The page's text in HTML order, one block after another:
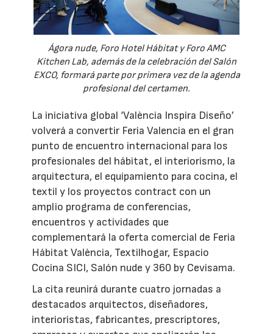
Ágora nude, Foro Hotel Hábitat y Foro AMC
Kitchen Lab, además de la celebración del Salón
EXCO, formará parte por primera vez de la agenda
profesional del certamen.
La iniciativa global ‘València Inspira Diseño’
volverá a convertir Feria Valencia en el gran
punto de encuentro internacional para los
profesionales del hábitat, el interiorismo, la
arquitectura, el equipamiento para cocina, el
textil y los proyectos contract con un
amplio programa de conferencias,
encuentros y actividades que
complementará la oferta comercial de Feria
Hábitat València, Textilhogar, Espacio
Cocina SICI, Salón nude y 360 by Cevisama.
La cita reunirá durante cuatro jornadas a
destacados arquitectos, diseñadores,
interioristas, fabricantes, prescriptores,